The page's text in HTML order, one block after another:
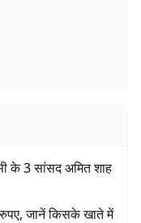
के 3 सांसद अमित शाह
जानें किसके खाते में